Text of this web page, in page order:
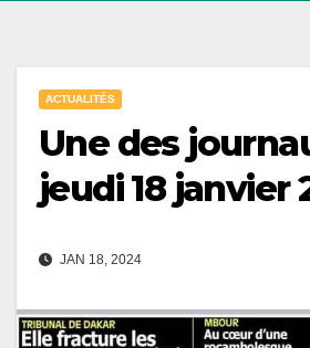
ACTUALITÉS
Une des
jeudi 18 janvier
JAN 18, 2024